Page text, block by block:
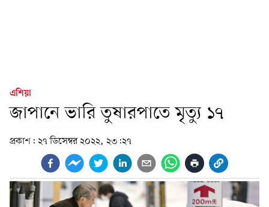
এশিয়া
জাপানে ভারি তুষারপাতে মৃত্যু ১৭
প্রকাশ: ২৭ ডিসেম্বর ২০২২, ২৩:২৭